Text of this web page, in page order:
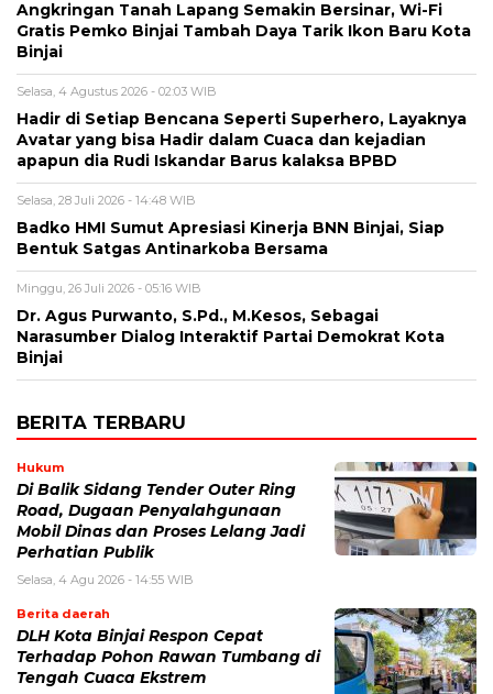
Angkringan Tanah Lapang Semakin Bersinar, Wi-Fi
Gratis Pemko Binjai Tambah Daya Tarik Ikon Baru Kota
Binjai
Selasa, 4 Agustus 2026 - 02:03 WIB
Hadir di Setiap Bencana Seperti Superhero, Layaknya
Avatar yang bisa Hadir dalam Cuaca dan kejadian
apapun dia Rudi Iskandar Barus kalaksa BPBD
Selasa, 28 Juli 2026 - 14:48 WIB
Badko HMI Sumut Apresiasi Kinerja BNN Binjai, Siap
Bentuk Satgas Antinarkoba Bersama
Minggu, 26 Juli 2026 - 05:16 WIB
Dr. Agus Purwanto, S.Pd., M.Kesos, Sebagai
Narasumber Dialog Interaktif Partai Demokrat Kota
Binjai
BERITA TERBARU
Hukum
Di Balik Sidang Tender Outer Ring
Road, Dugaan Penyalahgunaan
Mobil Dinas dan Proses Lelang Jadi
Perhatian Publik
Selasa, 4 Agu 2026 - 14:55 WIB
Berita daerah
DLH Kota Binjai Respon Cepat
Terhadap Pohon Rawan Tumbang di
Tengah Cuaca Ekstrem